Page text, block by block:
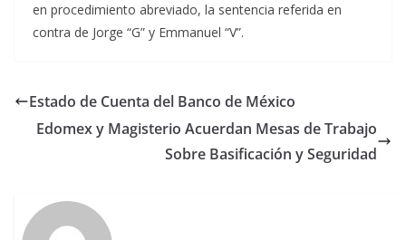
en procedimiento abreviado, la sentencia referida en
contra de Jorge “G” y Emmanuel “V”.
Estado de Cuenta del Banco de México
Edomex y Magisterio Acuerdan Mesas de Trabajo
Sobre Basificación y Seguridad